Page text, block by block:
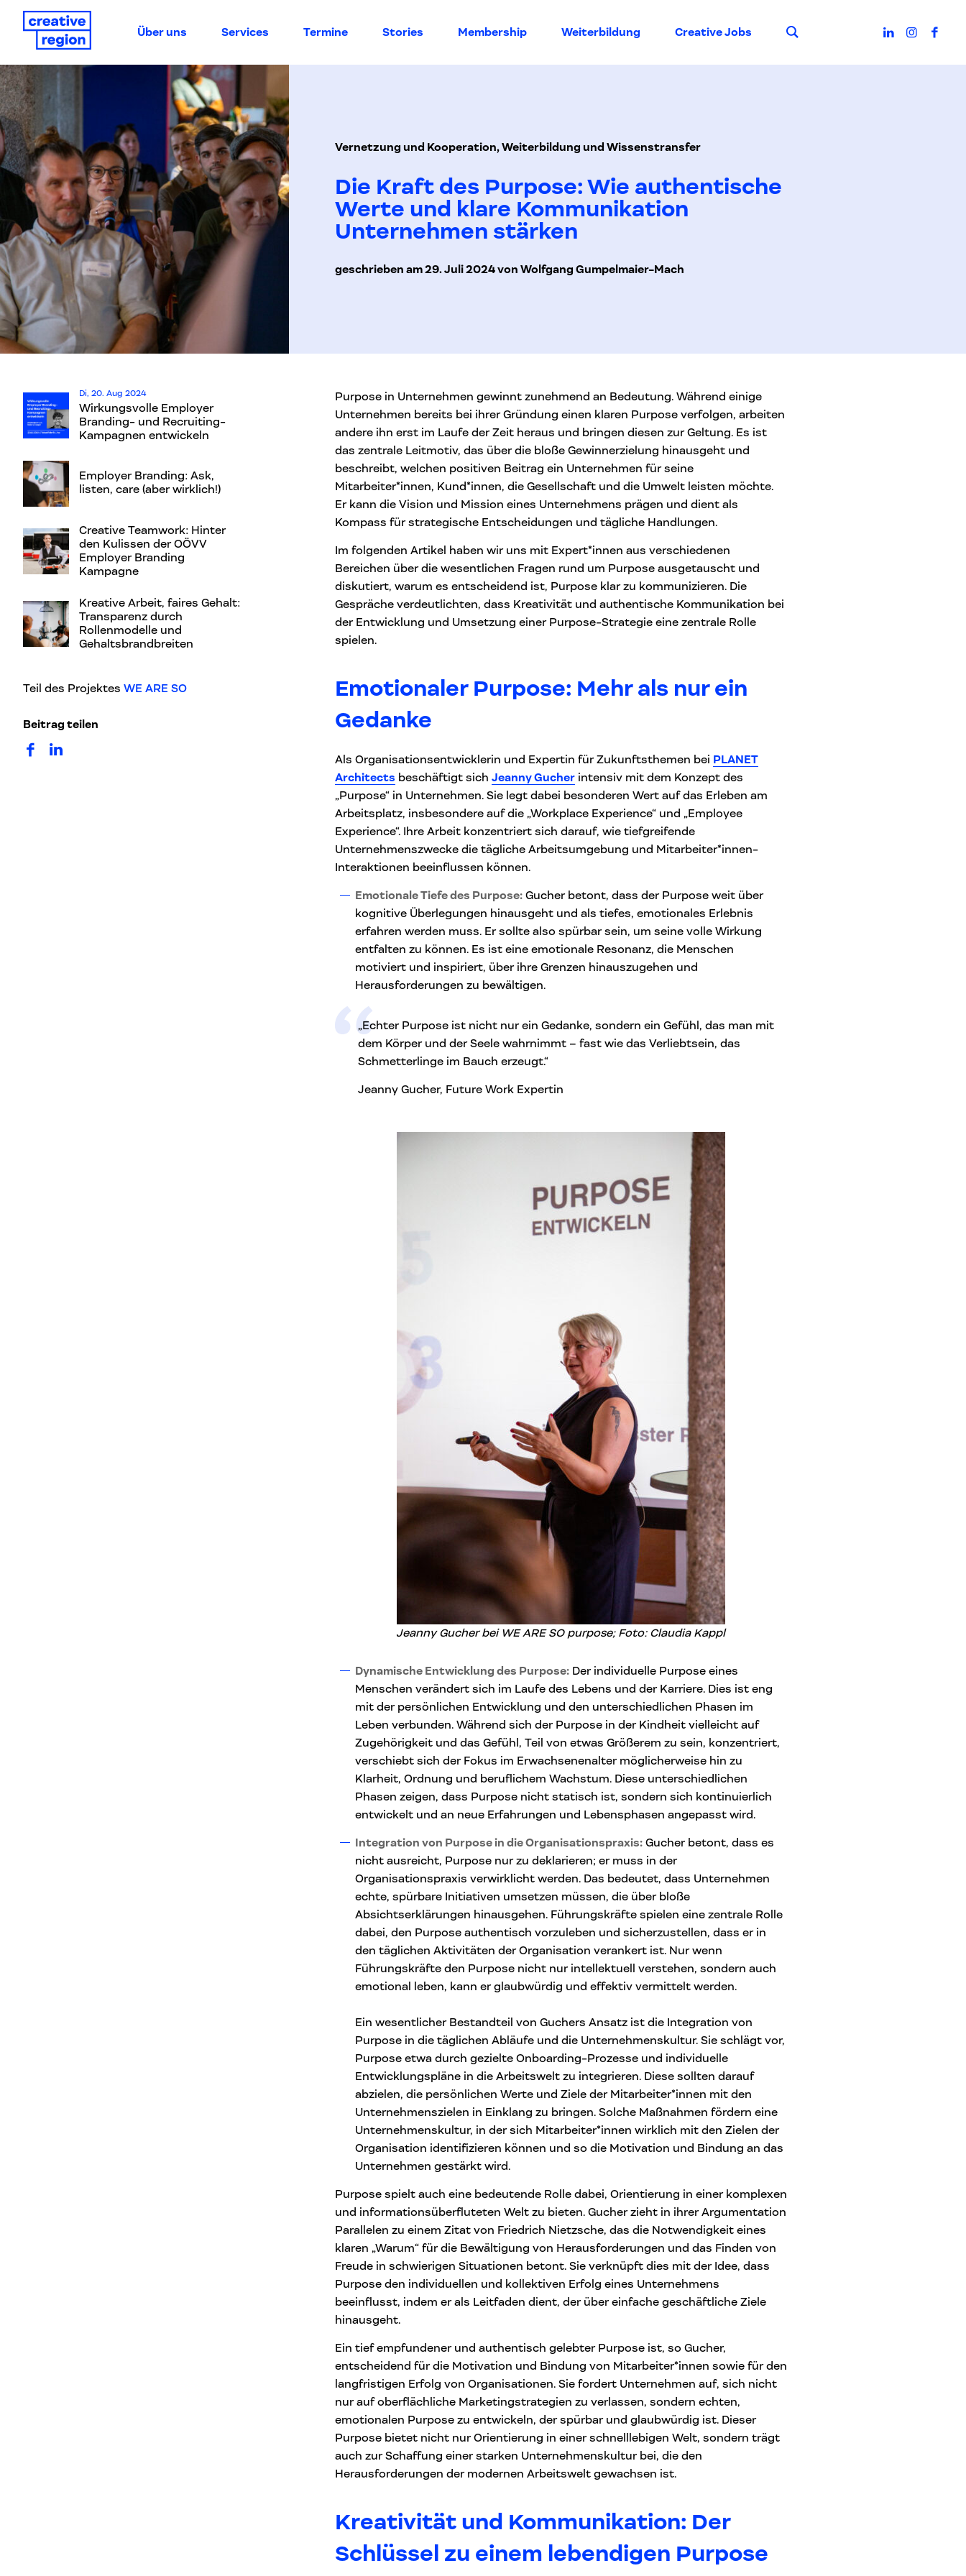
Über uns Services Termine Stories Membership Weiterbildung Creative Jobs Suche
Vernetzung und Kooperation, Weiterbildung und Wissenstransfer
Die Kraft des Purpose: Wie authentische
Werte und klare Kommunikation
Unternehmen stärken
geschrieben am 29. Juli 2024 von Wolfgang Gumpelmaier-Mach
Di, 20. Aug 2024
Wirkungsvolle Employer
Branding- und Recruiting-
Kampagnen entwickeln
Employer Branding: Ask,
listen, care (aber wirklich!)
Creative Teamwork: Hinter
den Kulissen der OÖVV
Employer Branding
Kampagne
Kreative Arbeit, faires Gehalt:
Transparenz durch
Rollenmodelle und
Gehaltsbrandbreiten
Teil des Projektes WE ARE SO
Beitrag teilen
auf Facebook teilen
auf LinkedIn teilen
Purpose in Unternehmen gewinnt zunehmend an Bedeutung. Während einige
Unternehmen bereits bei ihrer Gründung einen klaren Purpose verfolgen, arbeiten
andere ihn erst im Laufe der Zeit heraus und bringen diesen zur Geltung. Es ist
das zentrale Leitmotiv, das über die bloße Gewinnerzielung hinausgeht und
beschreibt, welchen positiven Beitrag ein Unternehmen für seine
Mitarbeiter*innen, Kund*innen, die Gesellschaft und die Umwelt leisten möchte.
Er kann die Vision und Mission eines Unternehmens prägen und dient als
Kompass für strategische Entscheidungen und tägliche Handlungen.
Im folgenden Artikel haben wir uns mit Expert*innen aus verschiedenen
Bereichen über die wesentlichen Fragen rund um Purpose ausgetauscht und
diskutiert, warum es entscheidend ist, Purpose klar zu kommunizieren. Die
Gespräche verdeutlichten, dass Kreativität und authentische Kommunikation bei
der Entwicklung und Umsetzung einer Purpose-Strategie eine zentrale Rolle
spielen.
Emotionaler Purpose: Mehr als nur ein
Gedanke
Als Organisationsentwicklerin und Expertin für Zukunftsthemen bei PLANET
Architects beschäftigt sich Jeanny Gucherintensiv mit dem Konzept des
„Purpose“ in Unternehmen. Sie legt dabei besonderen Wert auf das Erleben am
Arbeitsplatz, insbesondere auf die „Workplace Experience“ und „Employee
Experience“. Ihre Arbeit konzentriert sich darauf, wie tiefgreifende
Unternehmenszwecke die tägliche Arbeitsumgebung und Mitarbeiter*innen-
Interaktionen beeinflussen können.
Emotionale Tiefe des Purpose:Gucher betont, dass der Purpose weit über
kognitive Überlegungen hinausgeht und als tiefes, emotionales Erlebnis
erfahren werden muss. Er sollte also spürbar sein, um seine volle Wirkung
entfalten zu können. Es ist eine emotionale Resonanz, die Menschen
motiviert und inspiriert, über ihre Grenzen hinauszugehen und
Herausforderungen zu bewältigen.
„Echter Purpose ist nicht nur ein Gedanke, sondern ein Gefühl, das man mit
dem Körper und der Seele wahrnimmt – fast wie das Verliebtsein, das
Schmetterlinge im Bauch erzeugt.“
Jeanny Gucher, Future Work Expertin
Jeanny Gucher bei WE ARE SO purpose; Foto: Claudia Kappl
Dynamische Entwicklung des Purpose:Der individuelle Purpose eines
Menschen verändert sich im Laufe des Lebens und der Karriere. Dies ist eng
mit der persönlichen Entwicklung und den unterschiedlichen Phasen im
Leben verbunden. Während sich der Purpose in der Kindheit vielleicht auf
Zugehörigkeit und das Gefühl, Teil von etwas Größerem zu sein, konzentriert,
verschiebt sich der Fokus im Erwachsenenalter möglicherweise hin zu
Klarheit, Ordnung und beruflichem Wachstum. Diese unterschiedlichen
Phasen zeigen, dass Purpose nicht statisch ist, sondern sich kontinuierlich
entwickelt und an neue Erfahrungen und Lebensphasen angepasst wird.
Integration von Purpose in die Organisationspraxis:Gucher betont, dass es
nicht ausreicht, Purpose nur zu deklarieren; er muss in der
Organisationspraxis verwirklicht werden. Das bedeutet, dass Unternehmen
echte, spürbare Initiativen umsetzen müssen, die über bloße
Absichtserklärungen hinausgehen. Führungskräfte spielen eine zentrale Rolle
dabei, den Purpose authentisch vorzuleben und sicherzustellen, dass er in
den täglichen Aktivitäten der Organisation verankert ist. Nur wenn
Führungskräfte den Purpose nicht nur intellektuell verstehen, sondern auch
emotional leben, kann er glaubwürdig und effektiv vermittelt werden.
Ein wesentlicher Bestandteil von Guchers Ansatz ist die Integration von
Purpose in die täglichen Abläufe und die Unternehmenskultur. Sie schlägt vor,
Purpose etwa durch gezielte Onboarding-Prozesse und individuelle
Entwicklungspläne in die Arbeitswelt zu integrieren. Diese sollten darauf
abzielen, die persönlichen Werte und Ziele der Mitarbeiter*innen mit den
Unternehmenszielen in Einklang zu bringen. Solche Maßnahmen fördern eine
Unternehmenskultur, in der sich Mitarbeiter*innen wirklich mit den Zielen der
Organisation identifizieren können und so die Motivation und Bindung an das
Unternehmen gestärkt wird.
Purpose spielt auch eine bedeutende Rolle dabei, Orientierung in einer komplexen
und informationsüberfluteten Welt zu bieten. Gucher zieht in ihrer Argumentation
Parallelen zu einem Zitat von Friedrich Nietzsche, das die Notwendigkeit eines
klaren „Warum“ für die Bewältigung von Herausforderungen und das Finden von
Freude in schwierigen Situationen betont. Sie verknüpft dies mit der Idee, dass
Purpose den individuellen und kollektiven Erfolg eines Unternehmens
beeinflusst, indem er als Leitfaden dient, der über einfache geschäftliche Ziele
hinausgeht.
Ein tief empfundener und authentisch gelebter Purpose ist, so Gucher,
entscheidend für die Motivation und Bindung von Mitarbeiter*innen sowie für den
langfristigen Erfolg von Organisationen. Sie fordert Unternehmen auf, sich nicht
nur auf oberflächliche Marketingstrategien zu verlassen, sondern echten,
emotionalen Purpose zu entwickeln, der spürbar und glaubwürdig ist. Dieser
Purpose bietet nicht nur Orientierung in einer schnelllebigen Welt, sondern trägt
auch zur Schaffung einer starken Unternehmenskultur bei, die den
Herausforderungen der modernen Arbeitswelt gewachsen ist.
Kreativität und Kommunikation: Der
Schlüssel zu einem lebendigen Purpose